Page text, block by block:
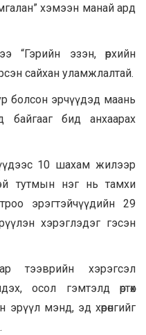
хэмээн манай ард
“Гэрийн эзэн, өрхийн
сайхан уламжлалтай.
болсон эрчүүдэд маань
байгааг бид анхаарах
10 шахам жилээр
тутмын нэг нь тамхи
эрэгтэйчүүдийн 29
хэрэглэдэг гэсэн
тээврийн хэрэгсэл
осол гэмтэлд өртөх
эрүүл мэнд, эд хөрөнгийг